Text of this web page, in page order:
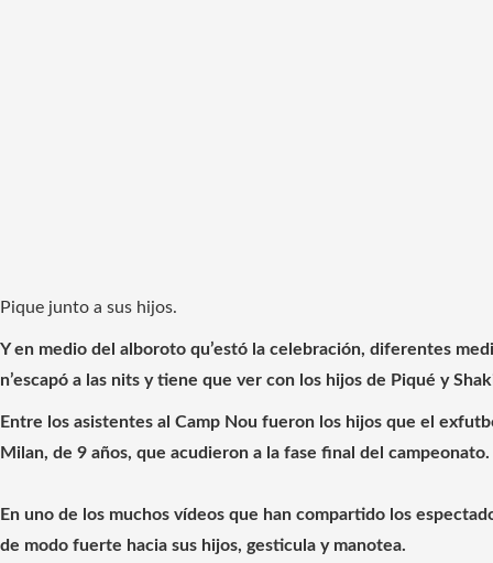
Pique junto a sus hijos.
Y en medio del alboroto qu’estó la celebración, diferentes
n’escapó a las nits y tiene que ver con los hijos de Piqué y
Entre los asistentes al Camp Nou fueron los hijos que el
Milan, de 9 años, que acudieron a la fase final del campeonato.
En uno de los muchos vídeos que han compartido los
de modo fuerte hacia sus hijos, gesticula y manotea.